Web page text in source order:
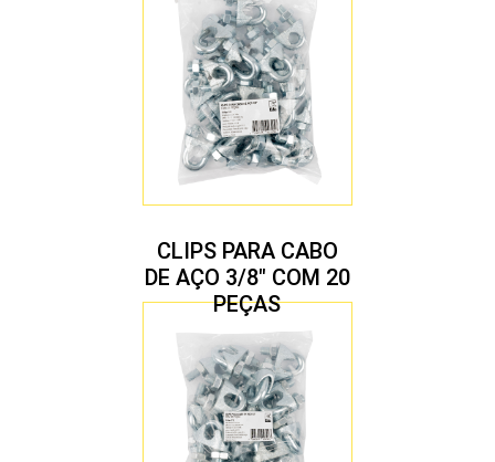
CLIPS PARA CABO
DE AÇO 3/8″ COM 20
PEÇAS